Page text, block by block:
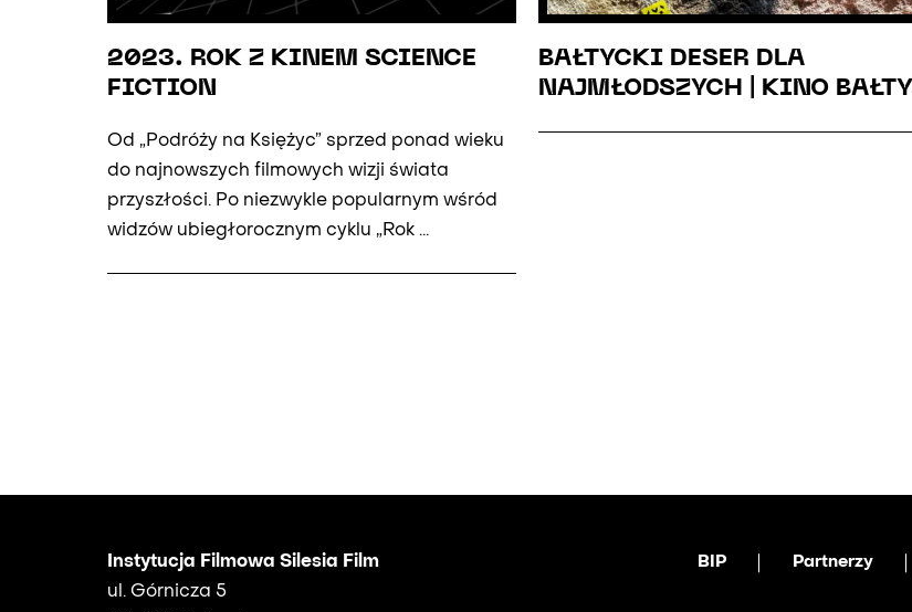
2023. ROK Z KINEM SCIENCE
FICTION
Od „Podróży na Księżyc” sprzed ponad wieku
do najnowszych filmowych wizji świata
przyszłości. Po niezwykle popularnym wśród
widzów ubiegłorocznym cyklu „Rok ...
BAŁTYCKI DESER DLA
NAJMŁODSZYCH | KINO
Instytucja Filmowa Silesia Film
ul. Górnicza 5
BIP Partnerzy